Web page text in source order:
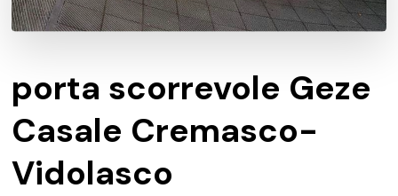
porta scorrevole Geze
Casale Cremasco-
Vidolasco